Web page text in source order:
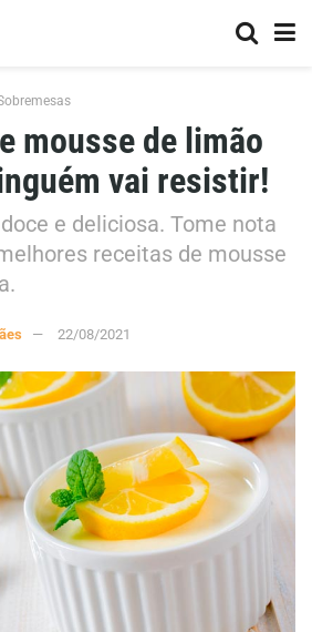
mousse de limão
vai resistir!
e deliciosa. Tome nota
receitas de mousse
22/08/2021